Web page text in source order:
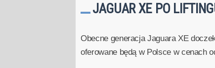
JAGUAR XE PO
Obecne generacja Jaguara XE
oferowane będą w Polsce w cenach